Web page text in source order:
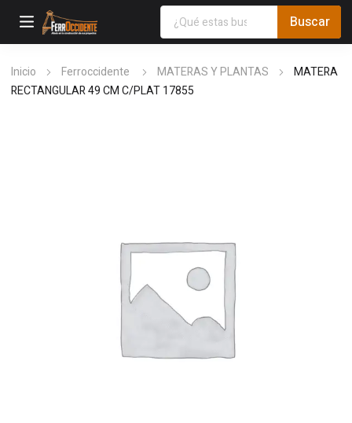
Inicio Ferroccidente MATERAS Y PLANTAS
MATERA
RECTANGULAR 49 CM C/PLAT 17855